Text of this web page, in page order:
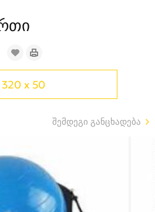
320 x 50
შემდეგი განცხადება